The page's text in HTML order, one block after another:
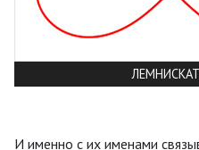
И именно с их именами